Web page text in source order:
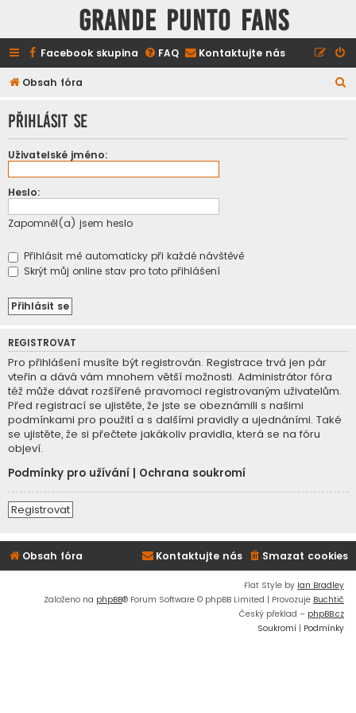
GRANDE PUNTO FANS
Facebook skupina FAQ Kontaktujte nás
Obsah fóra
d
Přihlásit se
Uživatelské jméno:
Heslo:
Zapomněl(a) jsem heslo
Přihlásit mě automaticky při každé návštěvě
Skrýt můj online stav pro toto přihlášení
REGISTROVAT
Pro přihlášení musíte být registrován. Registrace trvá jen pár
vteřin a dává vám mnohem větší možnosti. Administrátor fóra
též může dávat rozšířené pravomoci registrovaným uživatelům.
Před registrací se ujistěte, že jste se obeznámili s našimi
podmínkami pro použití a s dalšími pravidly a ujednáními. Také
se ujistěte, že si přečtete jakákoliv pravidla, která se na fóru
objeví.
Podmínky pro užívání
Ochrana soukromí
Registrovat
Obsah fóra Smazat cookies
Kontaktujte nás
Flat Style by Ian Bradley
Založeno na phpBB® Forum Software © phpBB Limited | Provozuje Buchtič
Český překlad – phpBB.cz
Soukromí | Podmínky